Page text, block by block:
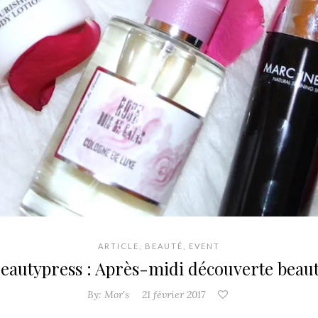
ARTICLE BEAUTÉ EVENT
: Après-midi découverte
By: Mor's 21 février 2017